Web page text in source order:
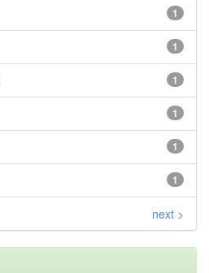
1
1
1
1
1
1
next >